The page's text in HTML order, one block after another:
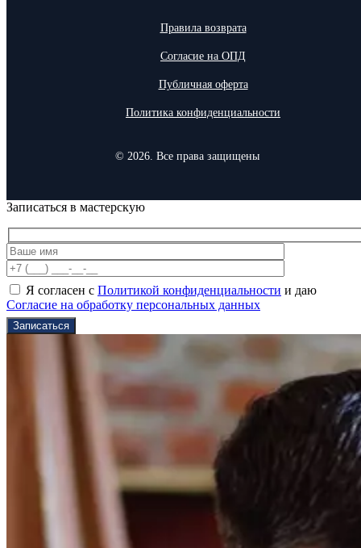
Правила возврата
Согласие на ОПД
Публичная оферта
Политика конфиденциальности
© 2026. Все права защищены
Записаться в мастерскую
Я согласен с Политикой конфиденциальности и даю
Согласие на обработку персональных данных